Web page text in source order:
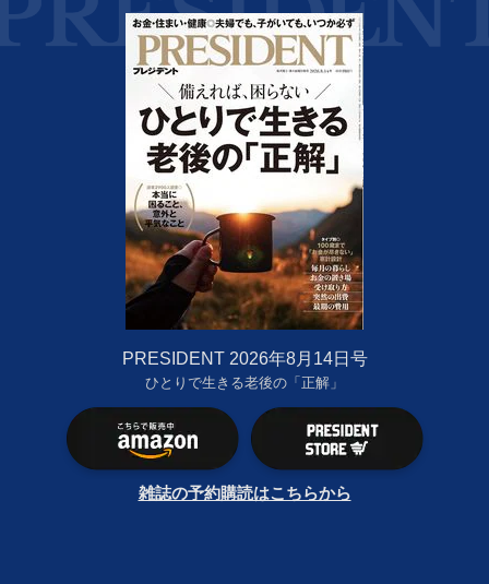
PRESIDENT 2026年8月14日号
ひとりで生きる老後の「正解」
雑誌の予約購読はこちらから